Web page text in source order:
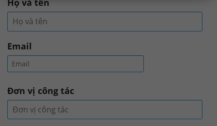
Họ và tên
Email
Đơn vị công tác